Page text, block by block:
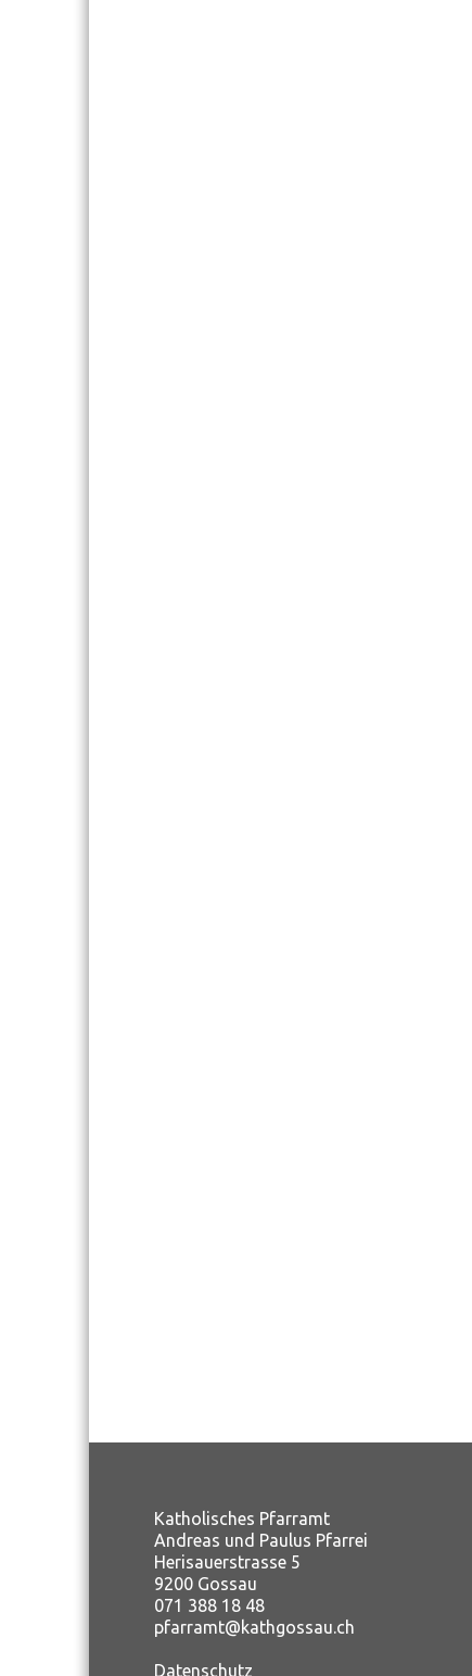
Katholisches Pfarramt
Andreas und Paulus Pfarrei
Herisauerstrasse 5
9200 Gossau
071 388 18 48
pfarramt@kathgossau.ch
Datenschutz